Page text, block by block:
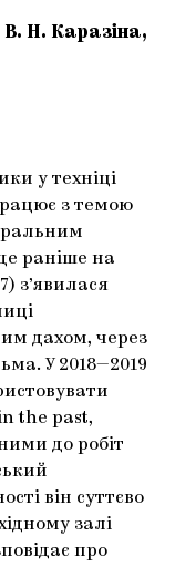
В. Н. Каразіна,
у техніці
з темою
раніше на
з’явилася
дахом, через
У 2018—2019
the past,
до робіт
він суттєво
залі
про